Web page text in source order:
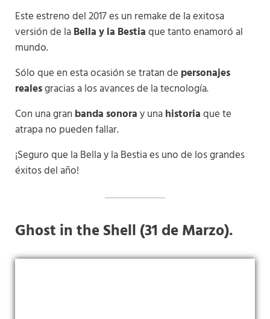
Este estreno del 2017 es un remake de la exitosa
versión de laBella y la Bestiaque tanto enamoró al
mundo.
Sólo que en esta ocasión se tratan de personajes
realesgracias a los avances de la tecnología.
Con una gran banda sonoray unahistoriaque te
atrapa no pueden fallar.
¡Seguro que la Bella y la Bestia es uno de los grandes
éxitos del año!
Ghost in the Shell (31 de Marzo).